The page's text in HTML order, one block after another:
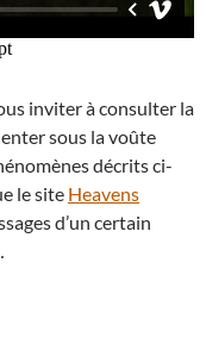
inviter à consulter la
sous la voûte
décrits ci-
le site Heavens
d’un certain
ciel nocturne en mai